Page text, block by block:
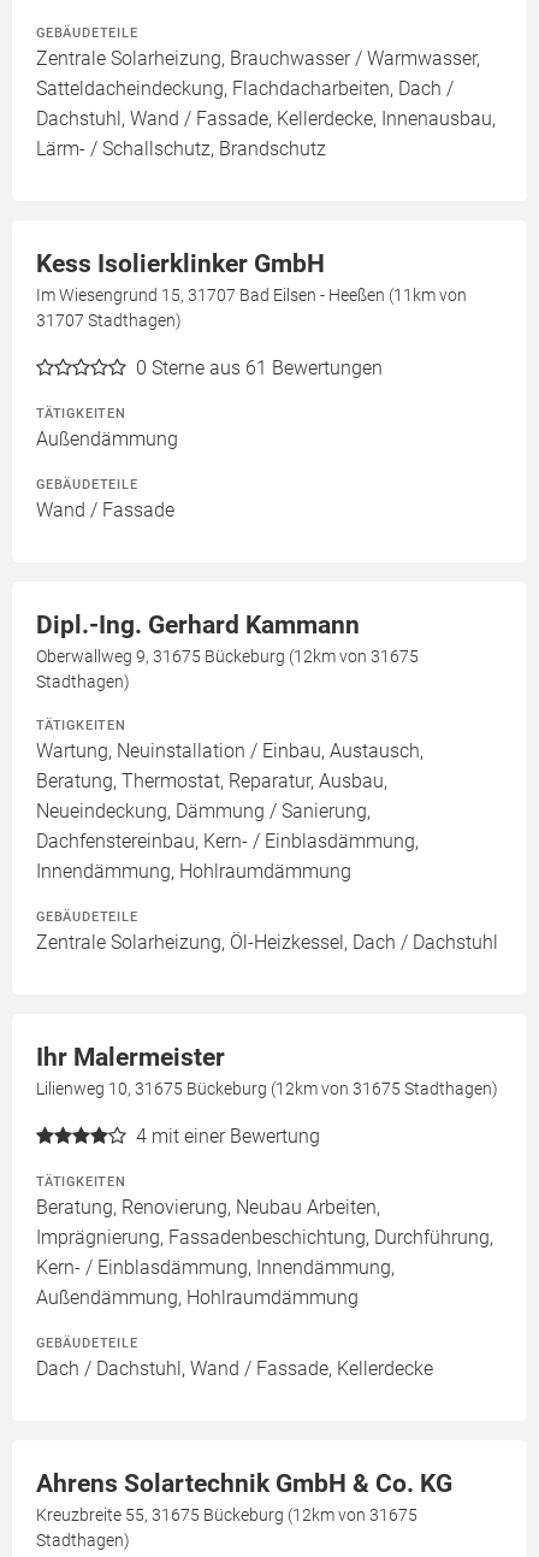
GEBÄUDETEILE
Zentrale Solarheizung, Brauchwasser / Warmwasser,
Satteldacheindeckung, Flachdacharbeiten, Dach /
Dachstuhl, Wand / Fassade, Kellerdecke, Innenausbau,
Lärm- / Schallschutz, Brandschutz
Kess Isolierklinker GmbH
Im Wiesengrund 15, 31707 Bad Eilsen - Heeßen (11km von
31707 Stadthagen)
0 Sterne aus 61 Bewertungen
TÄTIGKEITEN
Außendämmung
GEBÄUDETEILE
Wand / Fassade
Dipl.-Ing. Gerhard Kammann
Oberwallweg 9, 31675 Bückeburg (12km von 31675
Stadthagen)
TÄTIGKEITEN
Wartung, Neuinstallation / Einbau, Austausch,
Beratung, Thermostat, Reparatur, Ausbau,
Neueindeckung, Dämmung / Sanierung,
Dachfenstereinbau, Kern- / Einblasdämmung,
Innendämmung, Hohlraumdämmung
GEBÄUDETEILE
Zentrale Solarheizung, Öl-Heizkessel, Dach / Dachstuhl
Ihr Malermeister
Lilienweg 10, 31675 Bückeburg (12km von 31675 Stadthagen)
4 mit einer Bewertung
TÄTIGKEITEN
Beratung, Renovierung, Neubau Arbeiten,
Imprägnierung, Fassadenbeschichtung, Durchführung,
Kern- / Einblasdämmung, Innendämmung,
Außendämmung, Hohlraumdämmung
GEBÄUDETEILE
Dach / Dachstuhl, Wand / Fassade, Kellerdecke
Ahrens Solartechnik GmbH & Co. KG
Kreuzbreite 55, 31675 Bückeburg (12km von 31675
Stadthagen)